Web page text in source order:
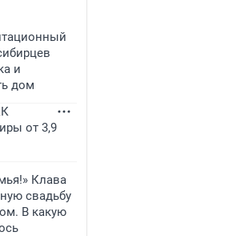
и
дом
от 3,9
Клава
свадьбу
В какую